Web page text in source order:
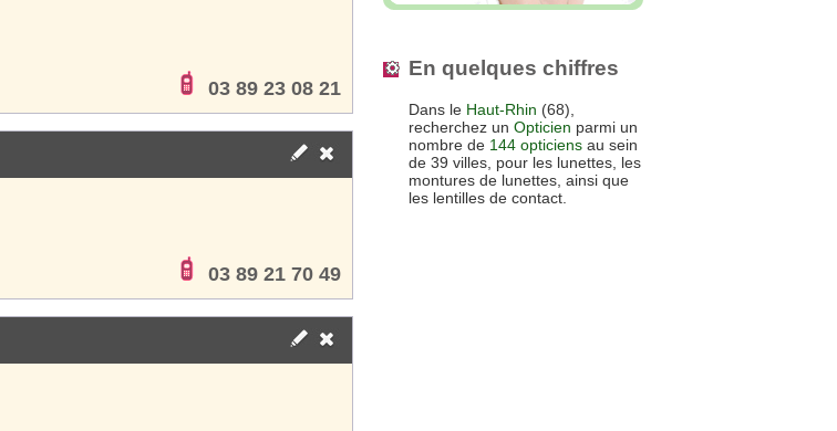
03 89 23 08 21
03 89 21 70 49
En quelques chiffres
Dans le Haut-Rhin (68),
recherchez un Opticien parmi un
nombre de 144 opticiens au sein
de 39 villes, pour les lunettes, les
montures de lunettes, ainsi que
les lentilles de contact.